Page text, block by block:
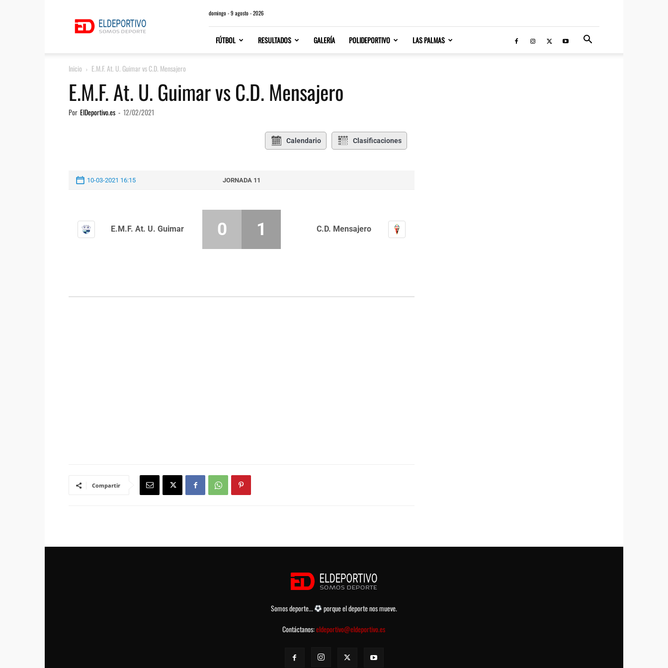
domingo - 9 agosto - 2026
FÚTBOL RESULTADOS GALERÍA POLIDEPORTIVO LAS PALMAS
Inicio E.M.F. At. U. Guimar vs C.D. Mensajero
E.M.F. At. U. Guimar vs C.D. Mensajero
Por ElDeportivo.es - 12/02/2021
Calendario Clasificaciones
10-03-2021 16:15 JORNADA 11
E.M.F. At. U. Guimar C.D. Mensajero
0 1
Compartir
Somos deporte...
porque el deporte nos mueve.
Contáctanos:eldeportivo@eldeportivo.es